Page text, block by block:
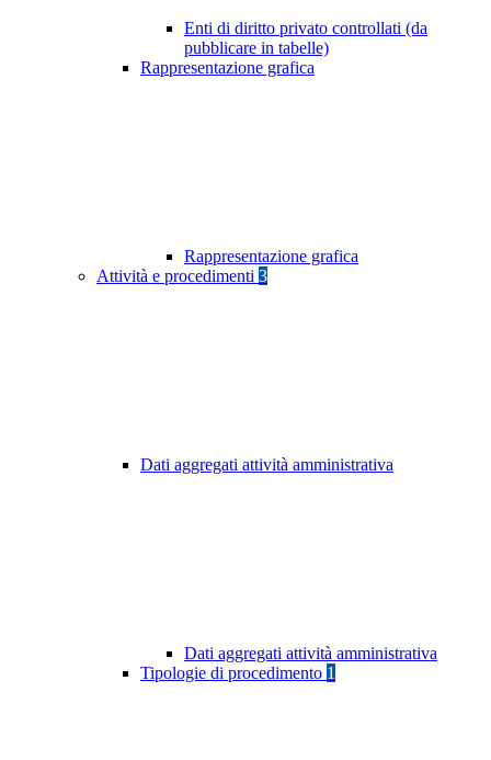
Enti di diritto privato controllati (da
pubblicare in tabelle)
Rappresentazione grafica
Rappresentazione grafica
Attività e procedimenti 3
Dati aggregati attività amministrativa
Dati aggregati attività amministrativa
Tipologie di procedimento 1